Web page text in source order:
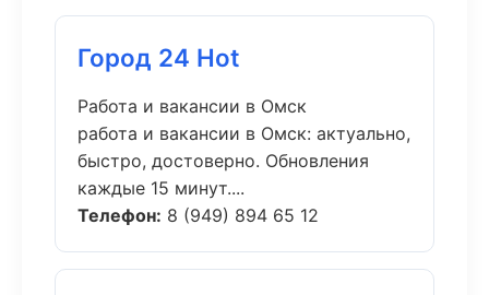
Город 24 Hot
Работа и вакансии в Омск
работа и вакансии в Омск: актуально,
быстро, достоверно. Обновления
каждые 15 минут....
Телефон: 8 (949) 894 65 12